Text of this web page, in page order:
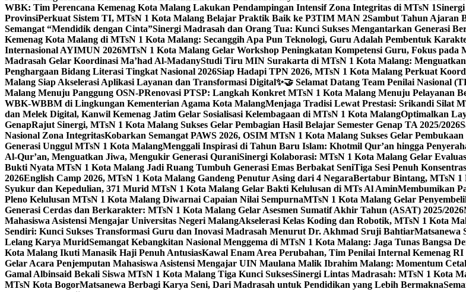
WBK: Tim Perencana Kemenag Kota Malang Lakukan Pendampingan Intensif Zona Integritas di MTsN 1
ProvinsiPerkuat Sistem TI, MTsN 1 Kota Malang Belajar Praktik Baik ke P3TIM MAN 2Sambut Tahun Ajaran
Semangat “Mendidik dengan Cinta”Sinergi Madrasah dan Orang Tua: Kunci Sukses Mengantarkan Generasi
Kemenag Kota Malang di MTsN 1 Kota Malang: Secanggih Apa Pun Teknologi, Guru Adalah Pembentuk
Internasional AYIMUN 2026MTsN 1 Kota Malang Gelar Workshop Peningkatan Kompetensi Guru, Fokus
Madrasah Gelar Koordinasi Ma’had Al-MadanyStudi Tiru MIN Surakarta di MTsN 1 Kota Malang:
Penghargaan Bidang Literasi Tingkat Nasional 2026Siap Hadapi TPN 2026, MTsN 1 Kota Malang Perkuat
Malang Siap Akselerasi Aplikasi Layanan dan Transformasi Digital✨🤝 Selamat Datang Team Penilai Nasional
Malang Menuju Panggung OSN-PRenovasi PTSP: Langkah Konkret MTsN 1 Kota Malang Menuju Pelayanan
WBK-WBBM di Lingkungan Kementerian Agama Kota MalangMenjaga Tradisi Lewat Prestasi: Srikandi Silat
dan Melek Digital, Kanwil Kemenag Jatim Gelar Sosialisasi Kelembagaan di MTsN 1 Kota MalangOptimalkan
GenapRajut Sinergi, MTsN 1 Kota Malang Sukses Gelar Pembagian Hasil Belajar Semester Genap TA 2025/2026
Nasional Zona IntegritasKobarkan Semangat PAWS 2026, OSIM MTsN 1 Kota Malang Sukses Gelar
Generasi Unggul MTsN 1 Kota MalangMenggali Inspirasi di Tahun Baru Islam: Khotmil Qur’an hingga
Al-Qur’an, Menguatkan Jiwa, Mengukir Generasi QuraniSinergi Kolaborasi: MTsN 1 Kota Malang Gelar
Bukti Nyata MTsN 1 Kota Malang Jadi Ruang Tumbuh Generasi Emas Berbakat SeniTiga Sesi Penuh
2026English Camp 2026, MTsN 1 Kota Malang Gandeng Penutur Asing dari 4 NegaraBertabur Bintang, MTsN 1
Syukur dan Kepedulian, 371 Murid MTsN 1 Kota Malang Gelar Bakti Kelulusan di MTs Al AminMembumikan
Pleno Kelulusan MTsN 1 Kota Malang Diwarnai Capaian Nilai SempurnaMTsN 1 Kota Malang Gelar
Generasi Cerdas dan Berkarakter: MTsN 1 Kota Malang Gelar Asesmen Sumatif Akhir Tahun (ASAT) 2025/2026
Mahasiswa Asistensi Mengajar Universitas Negeri MalangAkselerasi Kelas Koding dan Robotik, MTsN 1 Kota
Sendiri: Kunci Sukses Transformasi Guru dan Inovasi Madrasah Menurut Dr. Akhmad Sruji BahtiarMatsanewa
Lelang Karya MuridSemangat Kebangkitan Nasional Menggema di MTsN 1 Kota Malang: Jaga Tunas Bangsa
Kota Malang Ikuti Manasik Haji Penuh AntusiasKawal Enam Area Perubahan, Tim Penilai Internal Kemenag
Gelar Acara Penjemputan Mahasiswa Asistensi Mengajar UIN Maulana Malik Ibrahim Malang: Momentum
Gamal Albinsaid Bekali Siswa MTsN 1 Kota Malang Tiga Kunci SuksesSinergi Lintas Madrasah: MTsN 1 Kota
MTsN Kota BogorMatsanewa Berbagi Karya Seni, Dari Madrasah untuk Pendidikan yang Lebih Bermakna